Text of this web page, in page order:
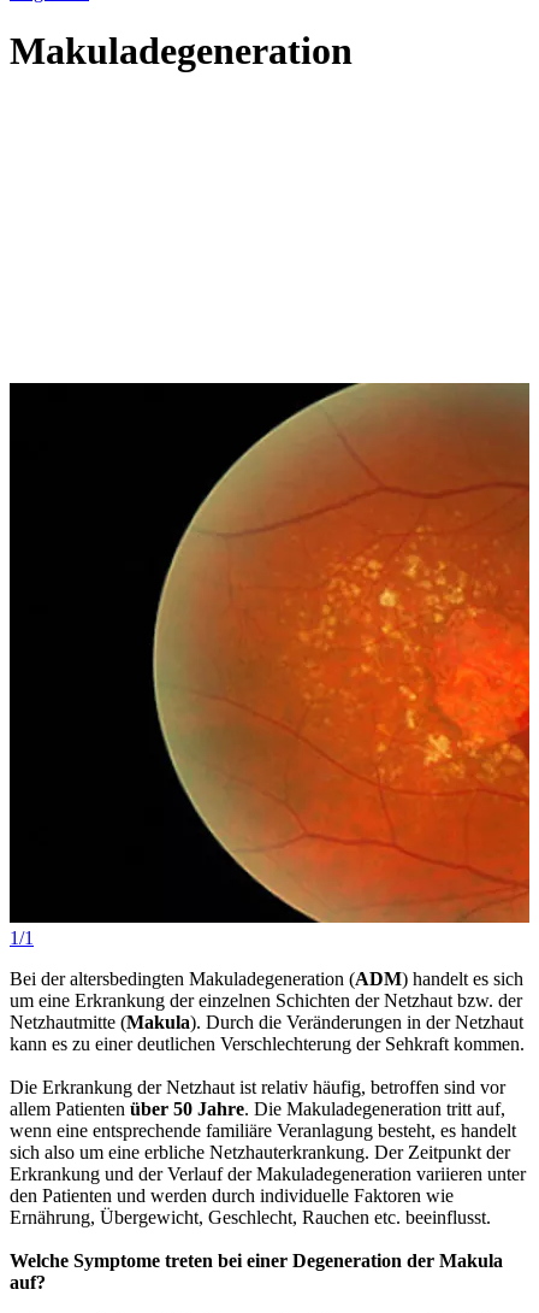
Makuladegeneration
1/1
Bei der altersbedingten Makuladegeneration (ADM) handelt es sich
um eine Erkrankung der einzelnen Schichten der Netzhaut bzw. der
Netzhautmitte (Makula). Durch die Veränderungen in der Netzhaut
kann es zu einer deutlichen Verschlechterung der Sehkraft kommen.
Die Erkrankung der Netzhaut ist relativ häufig, betroffen sind vor
allem Patienten über 50 Jahre. Die Makuladegeneration tritt auf,
wenn eine entsprechende familiäre Veranlagung besteht, es handelt
sich also um eine erbliche Netzhauterkrankung. Der Zeitpunkt der
Erkrankung und der Verlauf der Makuladegeneration variieren unter
den Patienten und werden durch individuelle Faktoren wie
Ernährung, Übergewicht, Geschlecht, Rauchen etc. beeinflusst.
Welche Symptome treten bei einer Degeneration der Makula
auf?